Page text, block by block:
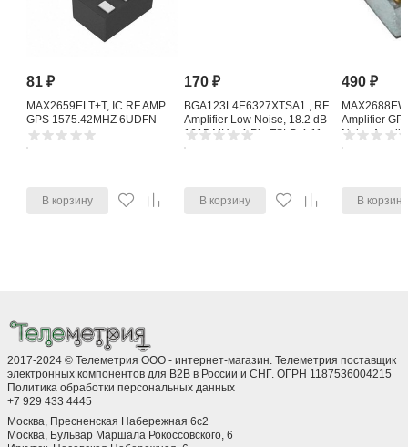
81₽
MAX2659ELT+T, IC RF AMP
GPS 1575.42MHZ 6UDFN
В корзину
170₽
BGA123L4E6327XTSA1 , RF
Amplifier Low Noise, 18.2 dB
1615 MHz, 4-Pin TSLP-4-11
В корзину
490₽
Amplifier
Noise
В корзину
2017-2024 © Телеметрия ООО - интернет-магазин. Телеметрия поставщик
электронных компонентов для B2B в России и СНГ. ОГРН 1187536004215
Политика обработки персональных данных
+7 929 433 4445
Москва, Пресненская Набережная 6с2
Москва, ​Бульвар Маршала Рокоссовского, 6